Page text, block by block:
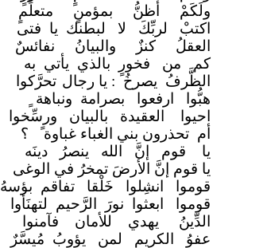
ولَكَمْ أظنُّ بمؤمنٍ متعلِّمٍ
اكتبْ لربِّكَ لا لبطنك يا فتى
العقلُ كنزٌ والبيانُ نفائسٌ
كم من فخورٍ بالذي يأتي به
الظَّرفُ يصرخُ : يا رجال تحرَّكوا
هبُّوا ارفعوا بصرامة ونباهة ٍ
احيوا العقيدة بالبيان ورسِّخوا
أم تحذرون بني الغباء غباوة ً
؟
يا قوم إنَّ الله ينصرُ دينَه
يا قوم إنَّ الأرضَ تمخرُ في الوغى
قوموا انشِلوا خَلْقا تفاقم بؤسهُ
قوموا ابعثوا نورَ الرَّحيم لتهنَأوا
الدِّينُ يهدي للأمان فآمنوا
عفوُ الكريم لمن يؤوبُ مُيسَّرٌ